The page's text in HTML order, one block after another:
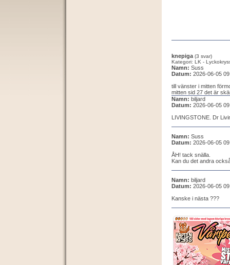
knepiga (3 svar)
Kategori: LK -
Namn: Suss
Datum: 2026-06-05
till vänster i mitten
mitten sid 27 det är
Namn: biljard
Datum: 2026-06-05
LIVINGSTONE. Dr
Namn: Suss
Datum: 2026-06-05
ÅH! tack snälla.
Kan du det andra
Namn: biljard
Datum: 2026-06-05
Kanske i nästa ???